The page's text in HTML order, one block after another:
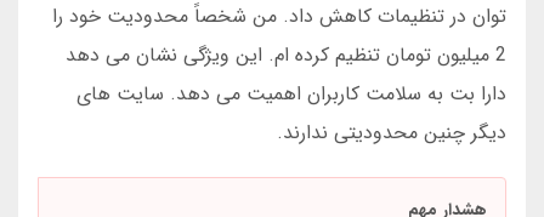
توان در تنظیمات کاهش داد. من شخصاً محدودیت خود را
2 میلیون تومان تنظیم کرده ام. این ویژگی نشان می دهد
دارا بت به سلامت کاربران اهمیت می دهد. سایت های
دیگر چنین محدودیتی ندارند.
هشدار مهم